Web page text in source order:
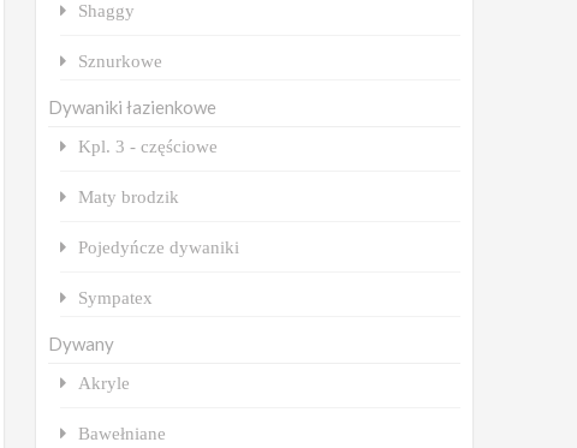
Shaggy
Sznurkowe
Dywaniki łazienkowe
Kpl. 3 - częściowe
Maty brodzik
Pojedyńcze dywaniki
Sympatex
Dywany
Akryle
Bawełniane